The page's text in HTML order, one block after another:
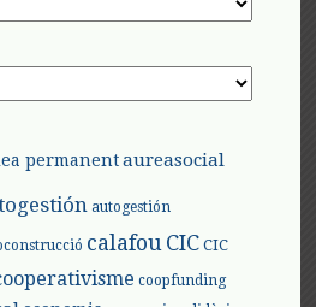
permanent aureasocial
autogestión
calafouCIC CIC
coopfunding